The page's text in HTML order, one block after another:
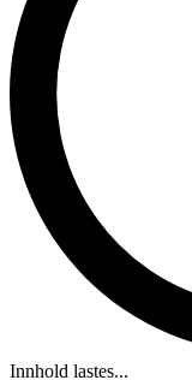
Innhold lastes...